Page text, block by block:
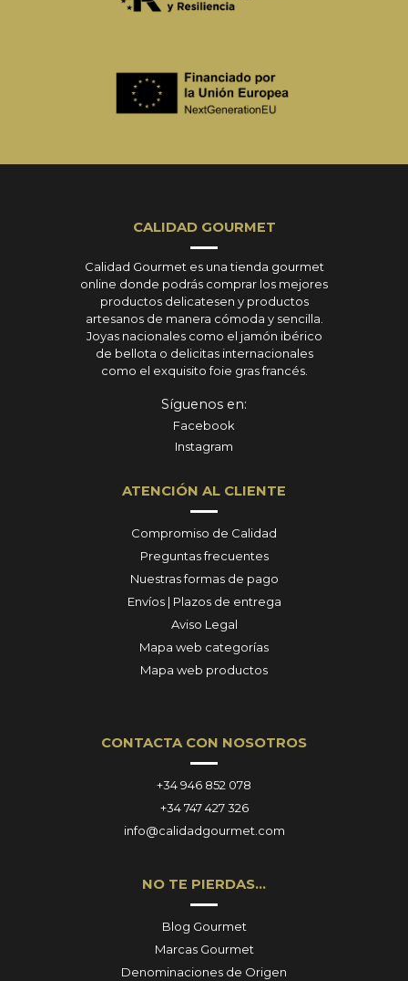
CALIDAD GOURMET
Calidad Gourmet es una tienda gourmet
online donde podrás comprar los mejores
productos delicatesen y productos
artesanos de manera cómoda y sencilla.
Joyas nacionales como el jamón ibérico
de bellota o delicitas internacionales
como el exquisito foie gras francés.
Síguenos en:
Facebook
Instagram
ATENCIÓN AL CLIENTE
Compromiso de Calidad
Preguntas frecuentes
Nuestras formas de pago
Envíos | Plazos de entrega
Aviso Legal
Mapa web categorías
Mapa web productos
CONTACTA CON NOSOTROS
+34 946 852 078
+34 747 427 326
info@calidadgourmet.com
NO TE PIERDAS…
Blog Gourmet
Marcas Gourmet
Denominaciones de Origen